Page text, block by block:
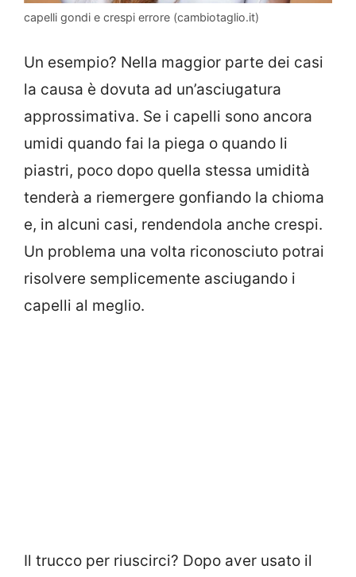
capelli gondi e crespi errore (cambiotaglio.it)
Un esempio? Nella maggior parte dei casi
la causa è dovuta ad un’asciugatura
approssimativa. Se i capelli sono ancora
umidi quando fai la piega o quando li
piastri, poco dopo quella stessa umidità
tenderà a riemergere gonfiando la chioma
e, in alcuni casi, rendendola anche crespi.
Un problema una volta riconosciuto potrai
risolvere semplicemente asciugando i
capelli al meglio.
Il trucco per riuscirci? Dopo aver usato il